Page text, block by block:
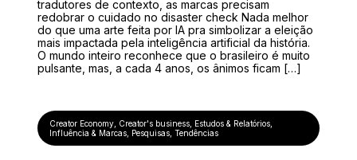
tradutores de contexto, as marcas precisam
redobrar o cuidado no disaster check Nada melhor
do que uma arte feita por IA pra simbolizar a eleição
mais impactada pela inteligência artificial da história.
O mundo inteiro reconhece que o brasileiro é muito
pulsante, mas, a cada 4 anos, os ânimos ficam […]
Creator Economy, Creator's business, Estudos & Relatórios,
Influência & Marcas, Pesquisas,Tendências